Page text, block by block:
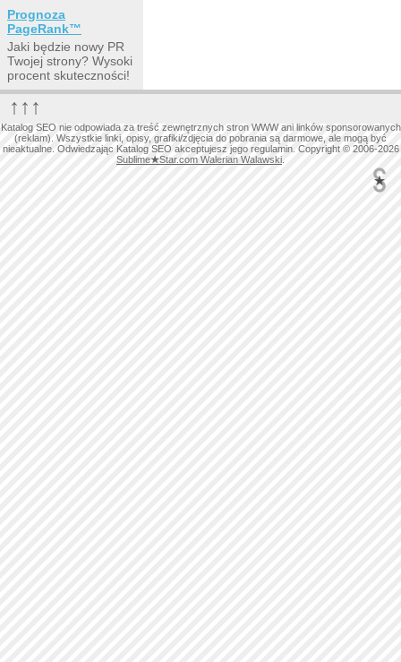
Prognoza
PageRank™
Jaki będzie nowy PR
Twojej strony? Wysoki
procent skuteczności!
↑↑↑
Katalog SEO nie odpowiada za treść zewnętrznych stron WWW ani linków sponsorowanych
(reklam). Wszystkie linki, opisy, grafiki/zdjęcia do pobrania są darmowe, ale mogą być
nieaktualne. Odwiedzając Katalog SEO akceptujesz jego regulamin. Copyright © 2006-2026
Sublime★Star.com Walerian Walawski